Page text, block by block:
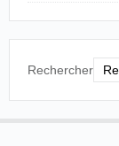
Rechercher